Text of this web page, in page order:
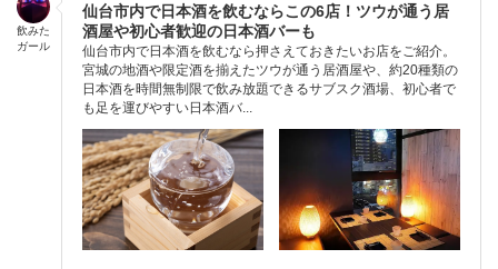
飲みた
ガール
仙台市内で日本酒を飲むならこの6店！ツウが通う居
酒屋や初心者歓迎の日本酒バーも
仙台市内で日本酒を飲むなら押さえておきたいお店をご紹介。
宮城の地酒や限定酒を揃えたツウが通う居酒屋や、約20種類の
日本酒を時間無制限で飲み放題できるサブスク酒場、初心者で
も足を運びやすい日本酒バ...